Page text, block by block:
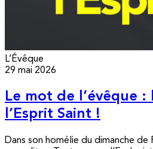
L’Évêque
29 mai 2026
Le mot de l’évêque :
l’Esprit Saint !
Dans son homélie du dimanche